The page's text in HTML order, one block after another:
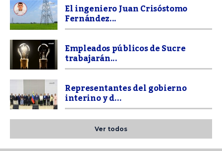
El ingeniero Juan Crisóstomo
Fernández...
Empleados públicos de Sucre
trabajarán...
Representantes del gobierno
interino y d...
Ver todos